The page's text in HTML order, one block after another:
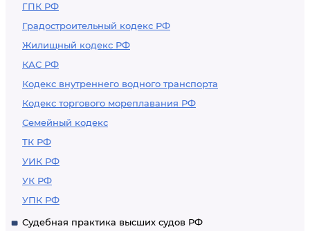
ГПК РФ
Градостроительный кодекс РФ
Жилищный кодекс РФ
КАС РФ
Кодекс внутреннего водного транспорта
Кодекс торгового мореплавания РФ
Семейный кодекс
ТК РФ
УИК РФ
УК РФ
УПК РФ
Судебная практика высших судов РФ